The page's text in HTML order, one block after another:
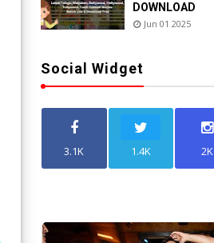
DOWNLOAD
Jun 01 2025
Social Widget
3.1K 1.4K 2K